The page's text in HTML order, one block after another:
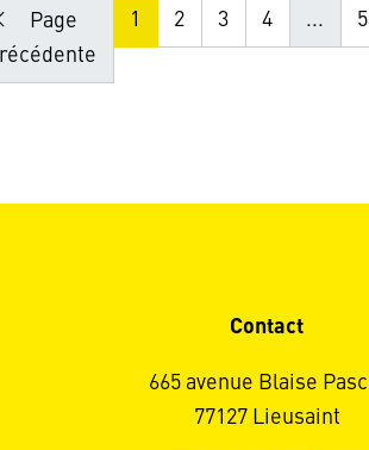
Page
1 2 3 4 ...
Contact
665 avenue Blaise
77127 Lieusaint